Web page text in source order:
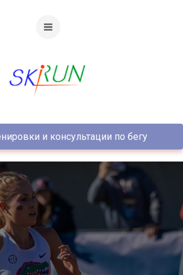
и консультации по бегу